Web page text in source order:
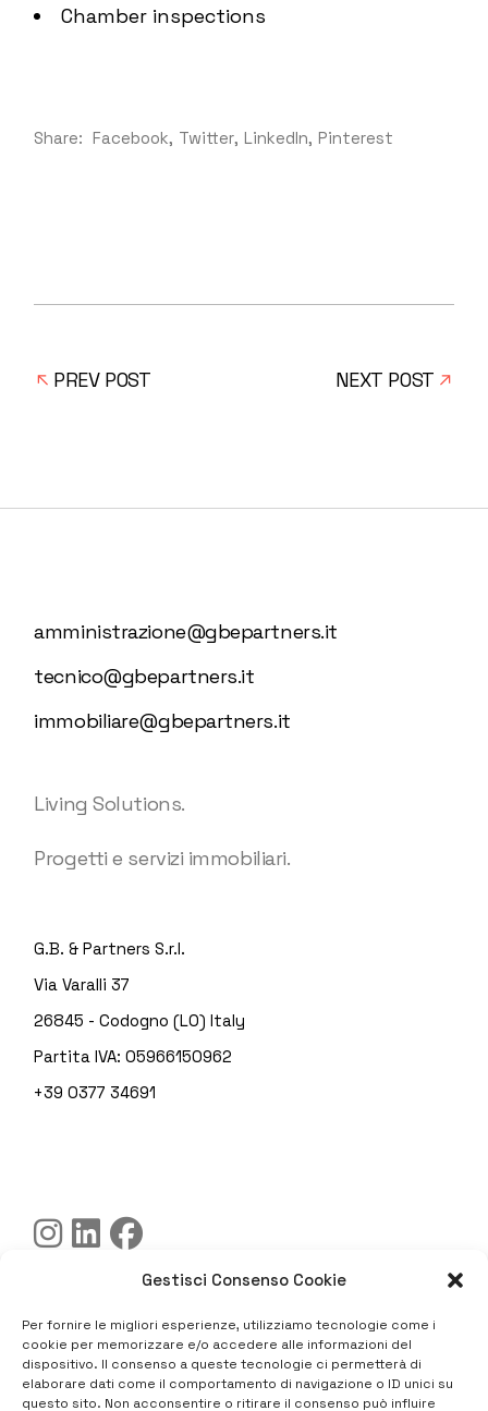
Gestisci Consenso Cookie
Per fornire le migliori esperienze, utilizziamo tecnologie come i
cookie per memorizzare e/o accedere alle informazioni del
dispositivo. Il consenso a queste tecnologie ci permetterà di
elaborare dati come il comportamento di navigazione o ID unici su
questo sito. Non acconsentire o ritirare il consenso può influire
Chamber inspections
Share: Facebook Twitter LinkedIn Pinterest
PREV POST NEXT POST
amministrazione@gbepartners.it
tecnico@gbepartners.it
immobiliare@gbepartners.it
Living Solutions.
Progetti e servizi immobiliari.
G.B. & Partners S.r.l.
Via Varalli 37
26845 - Codogno (LO) Italy
Partita IVA: 05966150962
+39 0377 34691
Privacy Policy
Cookie Policy
Trasparenza